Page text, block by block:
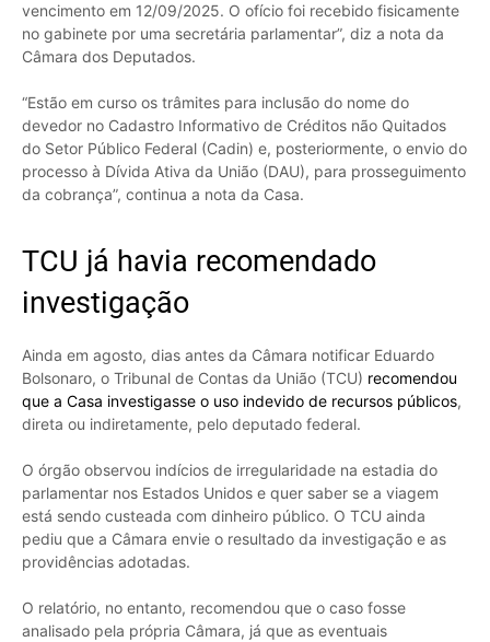
vencimento em 12/09/2025. O ofício foi recebido fisicamente
no gabinete por uma secretária parlamentar”, diz a nota da
Câmara dos Deputados.
“Estão em curso os trâmites para inclusão do nome do
devedor no Cadastro Informativo de Créditos não Quitados
do Setor Público Federal (Cadin) e, posteriormente, o envio do
processo à Dívida Ativa da União (DAU), para prosseguimento
da cobrança”, continua a nota da Casa.
TCU já havia recomendado
investigação
Ainda em agosto, dias antes da Câmara notificar Eduardo
Bolsonaro, o Tribunal de Contas da União (TCU) recomendou
que a Casa investigasse o uso indevido de recursos públicos,
direta ou indiretamente, pelo deputado federal.
O órgão observou indícios de irregularidade na estadia do
parlamentar nos Estados Unidos e quer saber se a viagem
está sendo custeada com dinheiro público. O TCU ainda
pediu que a Câmara envie o resultado da investigação e as
providências adotadas.
O relatório, no entanto, recomendou que o caso fosse
analisado pela própria Câmara, já que as eventuais